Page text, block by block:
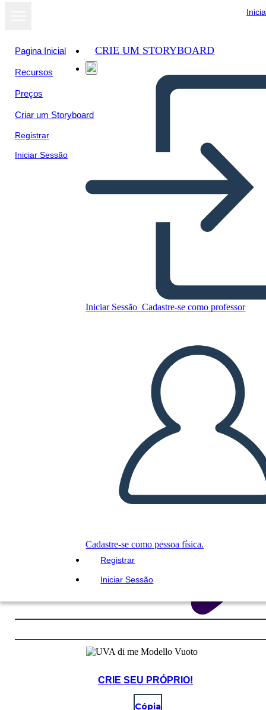
Pagina Inicial
Recursos
Preços
Criar um Storyboard
Registrar
Iniciar Sessão
CRIE UM STORYBOARD
Iniciar Sessão Cadastre-se como professor
Cadastre-se como pessoa física.
Registrar
Iniciar Sessão
Copie este storyboard
REPRODUZIR APRESENTAÇÃO DE SLIDES
LEIA PRA MIM
CRIE SEU PRÓPRIO!
Cópia